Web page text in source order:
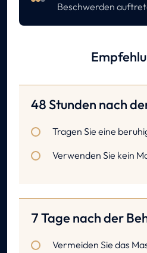
Beschwerden
48 Stunden nach
Tragen Sie eine
Verwenden Sie kein
7 Tage nach der
Vermeiden Sie das